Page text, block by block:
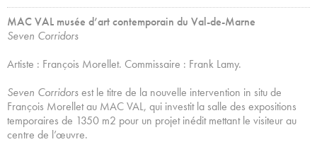
MAC VAL musée d’art contemporain du Val-de-Marne
Seven Corridors
Artiste : François Morellet. Commissaire : Frank Lamy.
Seven Corridorsest le titre de la nouvelle intervention in situ de
François Morellet au MAC VAL, qui investit la salle des expositions
temporaires de 1350 m2 pour un projet inédit mettant le visiteur au
centre de l’œuvre.